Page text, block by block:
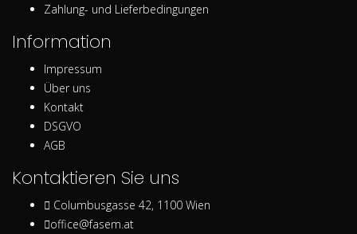
Zahlung- und Lieferbedingungen
Information
Impressum
Über uns
Kontakt
DSGVO
AGB
Kontaktieren Sie uns
Columbusgasse 42, 1100 Wien
office@fasem.at